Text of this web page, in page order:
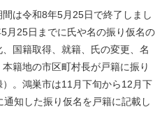
は令和8年5月25日で終了しまし
月25日までに氏や名の振り仮名の
国籍取得、就籍、氏の変更、名
籍地の市区町村長が戸籍に振り
。鴻巣市は11月下旬から12月下
知した振り仮名を戸籍に記載し